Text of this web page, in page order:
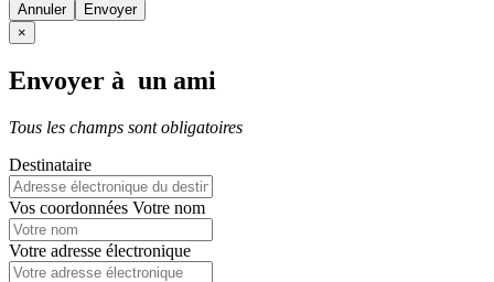
Annuler
×
Envoyer à un ami
Tous les champs sont obligatoires
Destinataire
Vos coordonnées Votre nom
Votre adresse électronique